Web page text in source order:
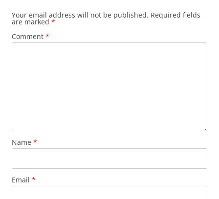
Your email address will not be published. Required fields
are marked *
Comment *
Name *
Email *